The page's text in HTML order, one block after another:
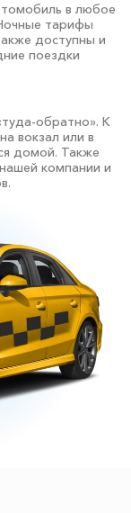
в любое
тарифы
доступны и
поездки
обратно». К
вокзал или в
домой. Также
компании и